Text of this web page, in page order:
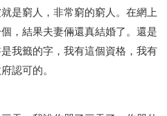
是窮人，非常窮的窮人。在網上
，結果夫妻倆還真結婚了。還是
我籤的字，我有這個資格，我有
認可的。